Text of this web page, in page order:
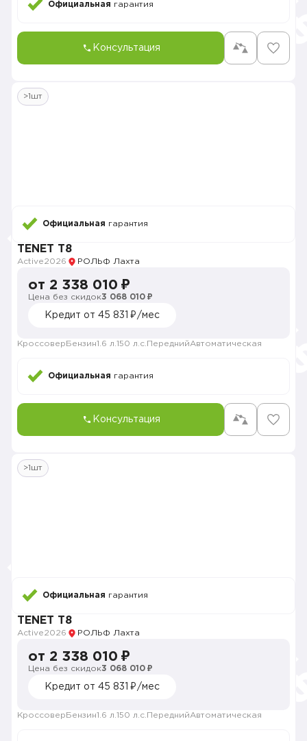
Официальная гарантия
Консультация
>1шт
Официальная гарантия
TENET T8
Active2026 РОЛЬФ Лахта
от 2 338 010 ₽
Цена без скидок3 068 010 ₽
Кредит от 45 831 ₽/мес
Кроссовер Бензин1.6 л. 150 л.с. ПереднийАвтоматическая
Официальная гарантия
Консультация
>1шт
Официальная гарантия
TENET T8
Active2026 РОЛЬФ Лахта
от 2 338 010 ₽
Цена без скидок3 068 010 ₽
Кредит от 45 831 ₽/мес
Кроссовер Бензин1.6 л. 150 л.с. ПереднийАвтоматическая